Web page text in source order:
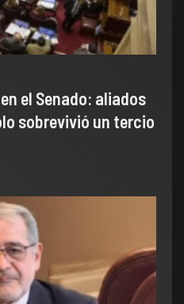
el Senado: aliados
sobrevivió un tercio